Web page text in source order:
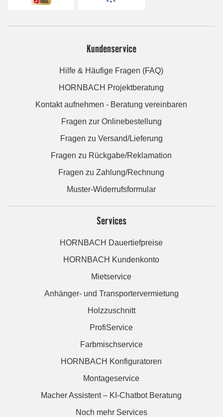
Kundenservice
Hilfe & Häufige Fragen (FAQ)
HORNBACH Projektberatung
Kontakt aufnehmen - Beratung vereinbaren
Fragen zur Onlinebestellung
Fragen zu Versand/Lieferung
Fragen zu Rückgabe/Reklamation
Fragen zu Zahlung/Rechnung
Muster-Widerrufsformular
Services
HORNBACH Dauertiefpreise
HORNBACH Kundenkonto
Mietservice
Anhänger- und Transportervermietung
Holzzuschnitt
ProfiService
Farbmischservice
HORNBACH Konfiguratoren
Montageservice
Macher Assistent – KI-Chatbot Beratung
Noch mehr Services